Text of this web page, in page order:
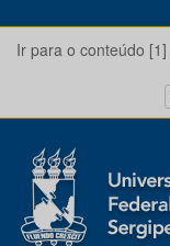
Ir para o conteúdo [1]